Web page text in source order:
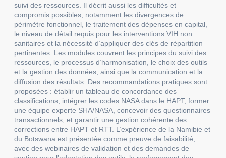
suivi des ressources. Il décrit aussi les difficultés et
compromis possibles, notamment les divergences de
périmètre fonctionnel, le traitement des dépenses en capital,
le niveau de détail requis pour les interventions VIH non
sanitaires et la nécessité d’appliquer des clés de répartition
pertinentes. Les modules couvrent les principes du suivi des
ressources, le processus d’harmonisation, le choix des outils
et la gestion des données, ainsi que la communication et la
diffusion des résultats. Des recommandations pratiques sont
proposées : établir un tableau de concordance des
classifications, intégrer les codes NASA dans le HAPT, former
une équipe experte SHA/NASA, concevoir des questionnaires
transactionnels, et garantir une gestion cohérente des
corrections entre HAPT et RTT. L’expérience de la Namibie et
du Botswana est présentée comme preuve de faisabilité,
avec des webinaires de validation et des demandes de